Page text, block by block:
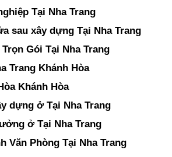
Tại Nha Trang
sau xây dựng Tại Nha Trang
Gói Tại Nha Trang
Trang Khánh Hòa
Khánh Hòa
dựng ở Tại Nha Trang
ở Tại Nha Trang
Văn Phòng Tại Nha Trang